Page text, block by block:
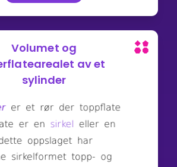
Volumet og
av et
sylinder